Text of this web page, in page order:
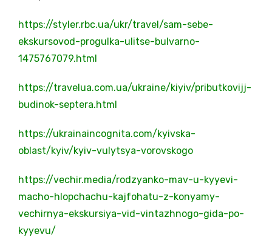
https://styler.rbc.ua/ukr/travel/sam-sebe-
ekskursovod-progulka-ulitse-bulvarno-
1475767079.html
https://travelua.com.ua/ukraine/kiyiv/pributkovijj-
budinok-septera.html
https://ukrainaincognita.com/kyivska-
oblast/kyiv/kyiv-vulytsya-vorovskogo
https://vechir.media/rodzyanko-mav-u-kyyevi-
macho-hlopchachu-kajfohatu-z-konyamy-
vechirnya-ekskursiya-vid-vintazhnogo-gida-po-
kyyevu/